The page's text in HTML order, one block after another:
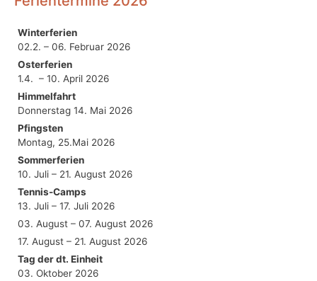
Winterferien
02.2. – 06. Februar 2026
Osterferien
1.4. – 10. April 2026
Himmelfahrt
Donnerstag 14. Mai 2026
Pfingsten
Montag, 25.Mai 2026
Sommerferien
10. Juli – 21. August 2026
Tennis-Camps
13. Juli – 17. Juli 2026
03. August – 07. August 2026
17. August – 21. August 2026
Tag der dt. Einheit
03. Oktober 2026